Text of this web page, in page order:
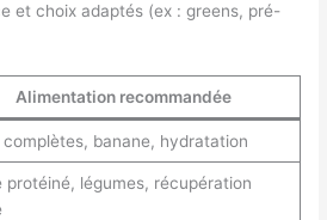
et choix adaptés (ex : greens, pré-
Alimentation recommandée
complètes, banane, hydratation
protéiné, légumes, récupération